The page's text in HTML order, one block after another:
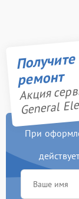
ремонт
Акция
General
При